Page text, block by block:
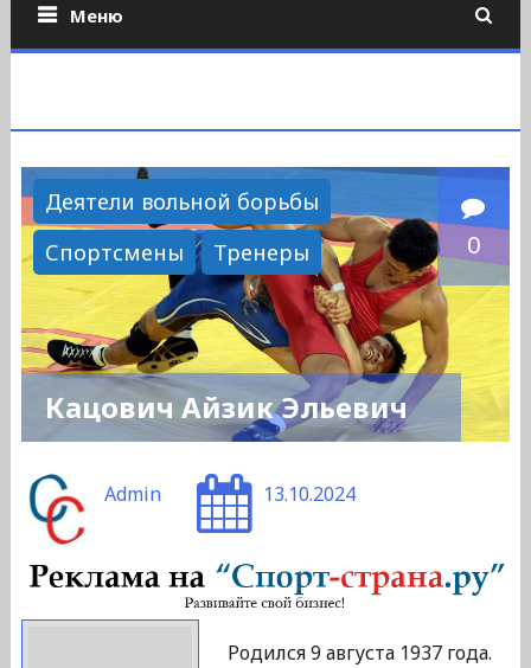
Меню
Деятели вольной борьбы
Спортсмены
Тренеры 0
Кацович Айзик Эльевич
Admin 13.10.2024
Родился 9 августа 1937 года.